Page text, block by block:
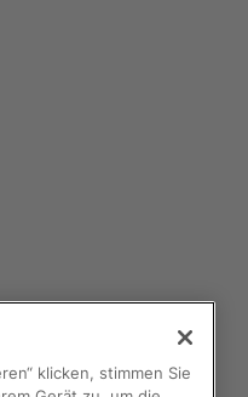
klicken, stimmen Sie